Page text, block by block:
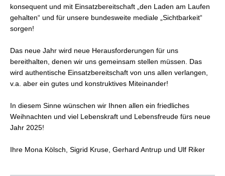
konsequent und mit Einsatzbereitschaft „den Laden am Laufen
gehalten“ und für unsere bundesweite mediale „Sichtbarkeit“
sorgen!
Das neue Jahr wird neue Herausforderungen für uns
bereithalten, denen wir uns gemeinsam stellen müssen. Das
wird authentische Einsatzbereitschaft von uns allen verlangen,
v.a. aber ein gutes und konstruktives Miteinander!
In diesem Sinne wünschen wir Ihnen allen ein friedliches
Weihnachten und viel Lebenskraft und Lebensfreude fürs neue
Jahr 2025!
Ihre Mona Kölsch, Sigrid Kruse, Gerhard Antrup und Ulf Riker